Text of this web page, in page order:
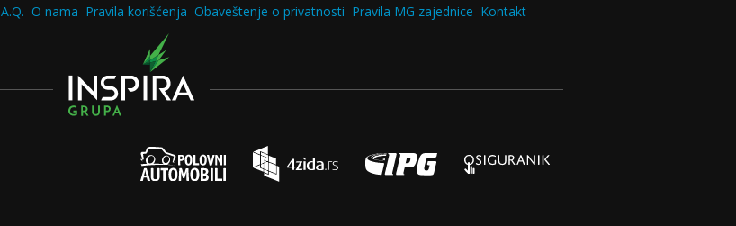
O nama Pravila korišćenja Obaveštenje o privatnosti Pravila MG zajednice Kontakt